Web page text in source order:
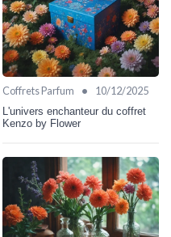
Coffrets Parfum • 10/12/2025
L'univers enchanteur du coffret
Kenzo by Flower